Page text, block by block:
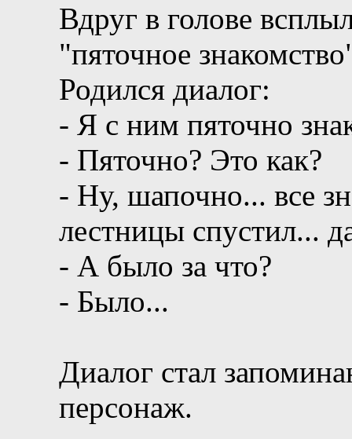
Вдруг в голове
"пяточное
Родился диалог:
- Я с ним пяточно
- Пяточно? Это как?
- Ну, шапочно... все
лестницы спустил...
- А было за что?
- Было...
Диалог стал
персонаж.